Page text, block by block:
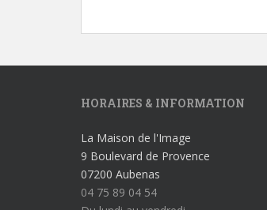
HORAIRES & INFORMATION
La Maison de l'Image
9 Boulevard de Provence
07200 Aubenas
04 75 89 04 54